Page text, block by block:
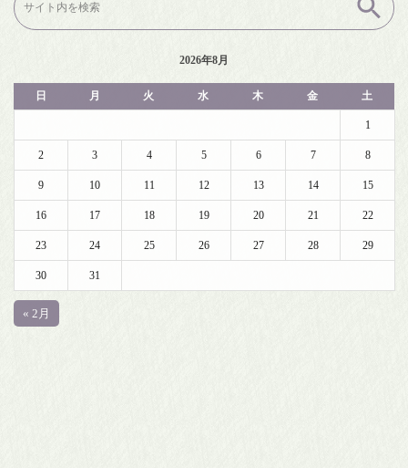
索:
2026年8月
日 月 火 水 木 金 土
1
2 3 4 5 6 7 8
9 10 11 12 13 14 15
16 17 18 19 20 21 22
23 24 25 26 27 28 29
30 31
« 2月